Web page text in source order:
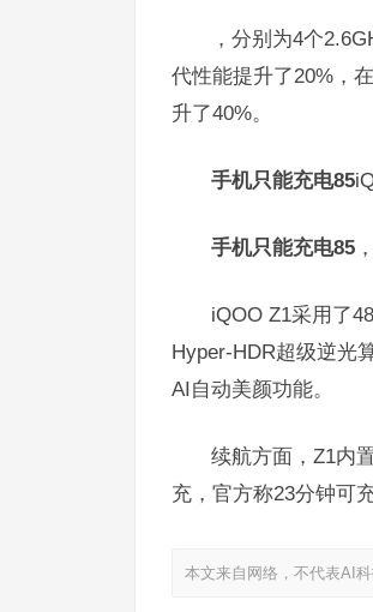
，分别为4个
代性能提升了20%，
升了40%。
手机只能充电85
手机只能充电85
iQOO Z1采用了
Hyper-HDR超级逆光
AI自动美颜功能。
续航方面，Z1内
充，官方称23分钟可
本文来自网络，不代表AI